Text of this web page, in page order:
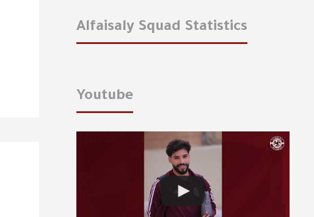
Alfaisaly Squad Statistics
Youtube